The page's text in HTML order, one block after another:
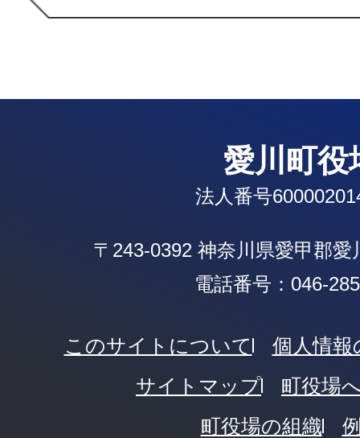
愛川町役
法人番号
〒243-0392 神奈川県愛甲郡愛
電話番号：046-
このサイトについて
個人情
サイトマップ
町役場
町役場の組織